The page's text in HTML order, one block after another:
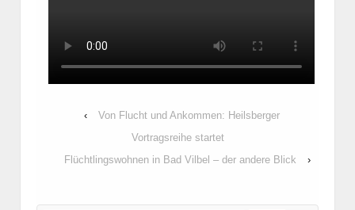
‹
Von Flucht und Ankommen: Heilsberger
Vortragsreihe startet
Flüchtlingswohnen in Bad Vilbel – der andere Blick
›